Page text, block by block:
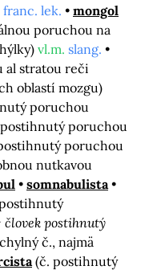
franc. lek.
mongol
poruchou na
vl.m. slang.
al stratou reči
oblastí mozgu)
poruchou
poruchou
poruchou
nutkavou
somnabulista
človek postihnutý
č., najmä
(č. postihnutý